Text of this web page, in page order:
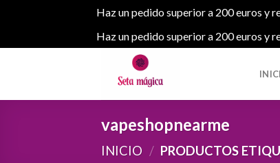
Haz un pedido superior a 200 euros y
Haz un pedido superior a 200 euros y
vapeshopnearme
INICIO / PRODUCTOS